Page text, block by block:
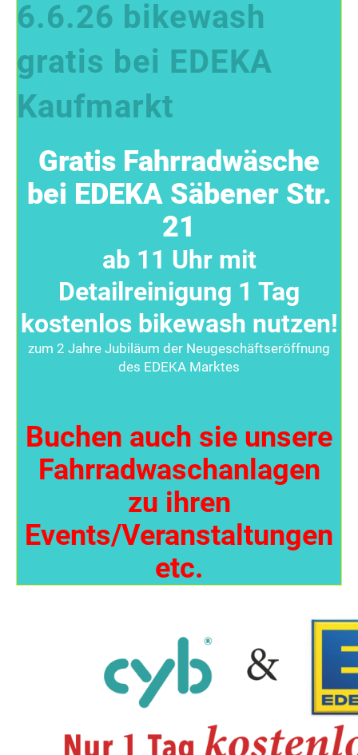
6.6.26 bikewash
gratis bei EDEKA
Kaufmarkt
Gratis Fahrradwäsche
bei EDEKA Säbener Str.
21
ab 11 Uhr mit
Detailreinigung 1 Tag
kostenlos bikewash nutzen!
zum 2 Jahre Jubiläum der Neugeschäftseröffnung
des EDEKA Marktes
Buchen auch sie unsere
Fahrradwaschanlagen
zu ihren
Events/Veranstaltungen
etc.